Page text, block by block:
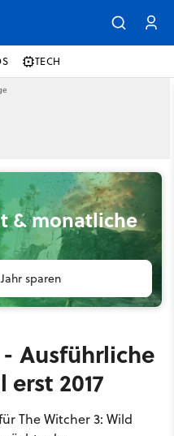
TECH
& monatliche
sparen
Ausführliche
2017
The Witcher 3: Wild